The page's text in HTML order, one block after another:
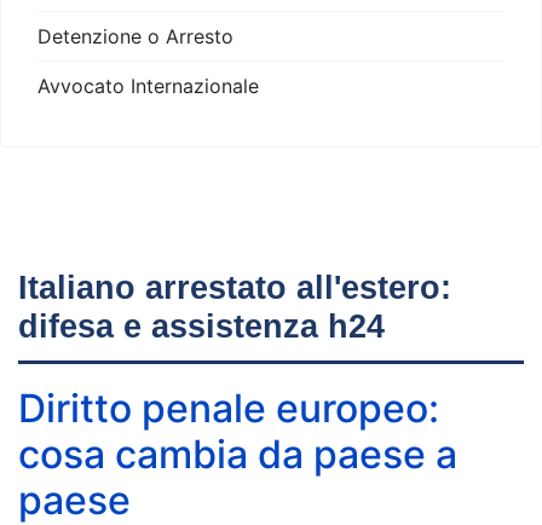
Detenzione o Arresto
Avvocato Internazionale
Italiano arrestato all'estero:
difesa e assistenza h24
Diritto penale europeo:
cosa cambia da paese a
paese